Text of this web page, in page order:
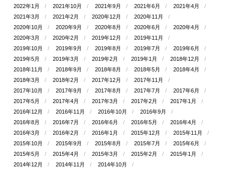
2022年1月
2021年10月 2021年9月 2021年6月
2021年4月
2021年3月
2021年2月 2020年12月
2020年11月
2020年10月
2020年9月 2020年8月 2020年6月
2020年4月
2020年3月
2020年2月 2019年12月
2019年11月
2019年10月
2019年9月 2019年8月 2019年7月
2019年6月
2019年5月
2019年3月 2019年2月 2019年1月
2018年12月
2018年11月
2018年9月 2018年8月 2018年5月
2018年4月
2018年3月
2018年2月 2017年12月
2017年11月
2017年10月
2017年9月 2017年8月 2017年7月
2017年6月
2017年5月
2017年4月 2017年3月 2017年2月
2017年1月
2016年12月
2016年11月 2016年10月
2016年9月
2016年8月
2016年7月 2016年6月 2016年5月
2016年4月
2016年3月
2016年2月 2016年1月 2015年12月
2015年11月
2015年10月
2015年9月 2015年8月 2015年7月
2015年6月
2015年5月
2015年4月 2015年3月 2015年2月
2015年1月
2014年12月
2014年11月 2014年10月